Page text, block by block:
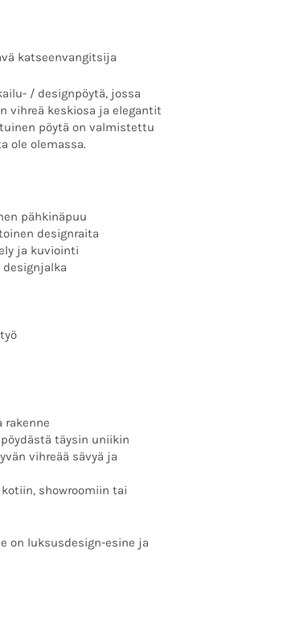
katseenvangitsija
/ designpöytä, jossa
vihreä keskiosa ja elegantit
pöytä on valmistettu
ole olemassa.
pähkinäpuu
designraita
ja kuviointi
rakenne
täysin uniikin
vihreää sävyä ja
showroomiin tai
on luksusdesign-esine ja